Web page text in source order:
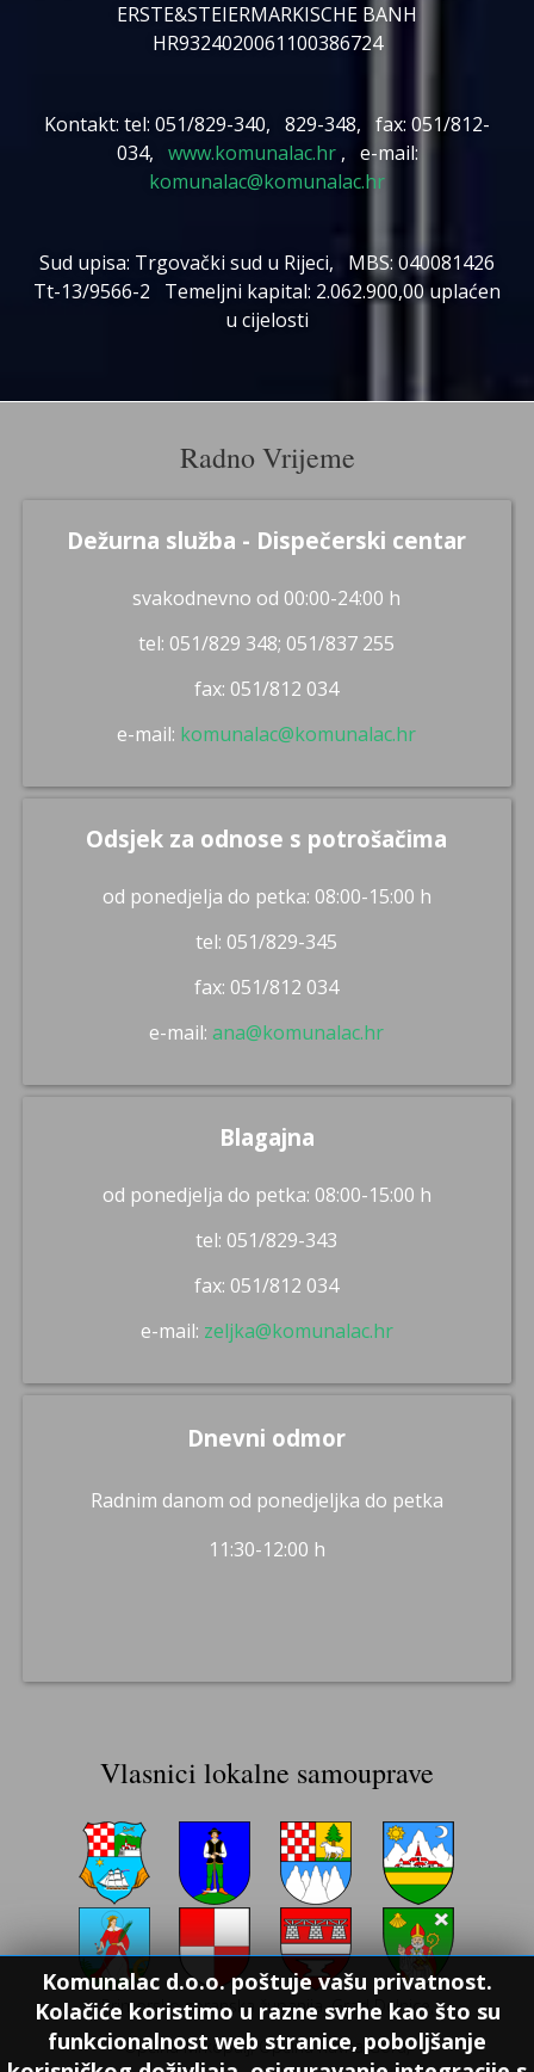
Komunalac d.o.o. poštuje vašu privatnost.
Kolačiće koristimo u razne svrhe kao što su
funkcionalnost web stranice, poboljšanje
ERSTE&STEIERMARKISCHE BANH
HR9324020061100386724
Kontakt: tel: 051/829-340, 829-348, fax: 051/812-
034, www.komunalac.hr, e-mail:
komunalac@komunalac.hr
Sud upisa: Trgovački sud u Rijeci, MBS: 040081426
Tt-13/9566-2 Temeljni kapital: 2.062.900,00 uplaćen
u cijelosti
Radno Vrijeme
Dežurna služba - Dispečerski centar
svakodnevno od 00:00-24:00 h
tel: 051/829 348; 051/837 255
fax: 051/812 034
e-mail: komunalac@komunalac.hr
Odsjek za odnose s potrošačima
od ponedjelja do petka: 08:00-15:00 h
tel: 051/829-345
fax: 051/812 034
e-mail:ana@komunalac.hr
Blagajna
od ponedjelja do petka: 08:00-15:00 h
tel: 051/829-343
fax: 051/812 034
e-mail: zeljka@komunalac.hr
Dnevni odmor
Radnim danom od ponedjeljka do petka
11:30-12:00 h
Vlasnici lokalne samouprave
Primorsko goranska županija, Grad Delnice,
Općina Mrkopalj, Općina Ravna Gora,